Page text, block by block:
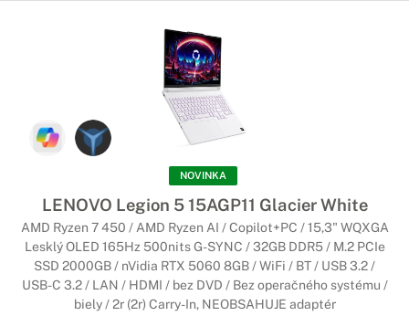
Potom vyberajte spomedzi notebookov, ktoré majú v sebe
dokonalý displej nad 144 Hz, ktorý zaručí perfektný herný
NOVINKA
LENOVO Legion 5 15AGP11 Glacier White
AMD Ryzen 7 450 / AMD Ryzen AI / Copilot+PC / 15,3" WQXGA
Lesklý OLED 165Hz 500nits G-SYNC / 32GB DDR5 / M.2 PCIe
SSD 2000GB / nVidia RTX 5060 8GB / WiFi / BT / USB 3.2 /
USB-C 3.2 / LAN / HDMI / bez DVD / Bez operačného systému /
biely / 2r (2r) Carry-In, NEOBSAHUJE adaptér